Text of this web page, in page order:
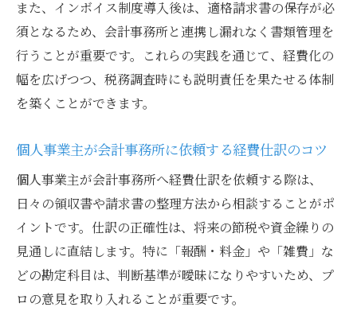
また、インボイス制度導入後は、適格請求書の保存が必
須となるため、会計事務所と連携し漏れなく書類管理を
行うことが重要です。これらの実践を通じて、経費化の
幅を広げつつ、税務調査時にも説明責任を果たせる体制
を築くことができます。
個人事業主が会計事務所に依頼する経費仕訳のコツ
個人事業主が会計事務所へ経費仕訳を依頼する際は、
日々の領収書や請求書の整理方法から相談することがポ
イントです。仕訳の正確性は、将来の節税や資金繰りの
見通しに直結します。特に「報酬・料金」や「雑費」な
どの勘定科目は、判断基準が曖昧になりやすいため、プ
ロの意見を取り入れることが重要です。